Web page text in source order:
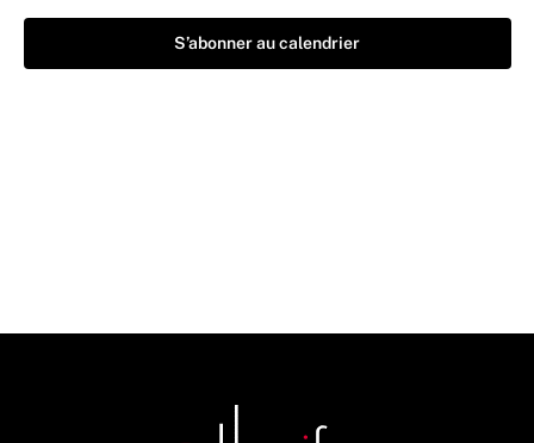
S’abonner au calendrier